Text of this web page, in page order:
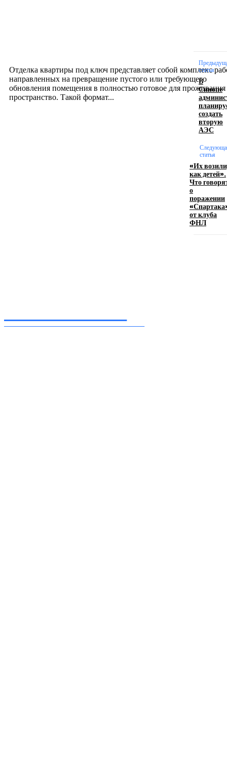
Отделка квартиры под ключ представляет собой комплекс
направленных на превращение пустого или требующего
обновления помещения в полностью готовое для проживания
пространство. Такой формат...
Девушка в бокале: легендарный номер бурлеска
статья
В
Синопе
создать
вторую
АЭС
статья
«Их
как детей».
Что
о
поражении
от клуба
ФНЛ